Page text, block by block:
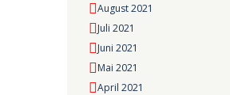
August 2021
Juli 2021
Juni 2021
Mai 2021
April 2021